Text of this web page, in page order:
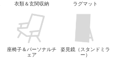
衣類＆玄関収納 ラグマット
座椅子＆パーソナルチ
ェア
姿見鏡（スタンドミラ
ー）